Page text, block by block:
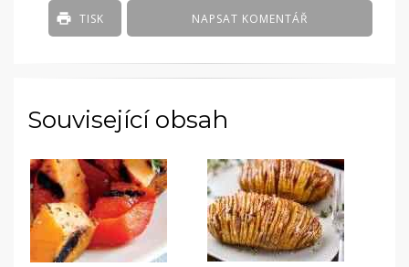
NAPSAT KOMENTÁŘ
TISK
Související obsah